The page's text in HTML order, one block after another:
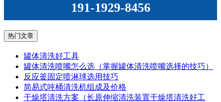
191-1929-8456
热门文章
罐体清洗好工具
罐体清洗喷嘴怎么选（掌握罐体清洗喷嘴选择的技巧）
反应釜固定喷淋球选用技巧
简易式吨桶清洗机组成及价格
干燥塔清洗方案（长原伸缩清洗装置干燥塔清洗好工